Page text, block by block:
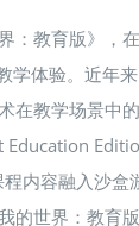
：教育版》，
学体验。近年
在教学场景中
内容融入沙
的世界：教育